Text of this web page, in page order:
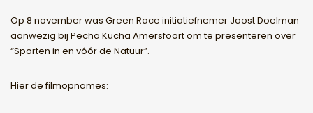
Op 8 november was Green Race initiatiefnemer Joost Doelman
aanwezig bij Pecha Kucha Amersfoort om te presenteren over
“Sporten in en vóór de Natuur”.
Hier de filmopnames: